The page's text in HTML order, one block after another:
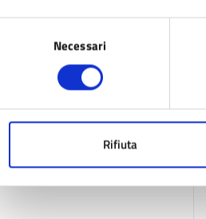
Necessari
Rifiuta